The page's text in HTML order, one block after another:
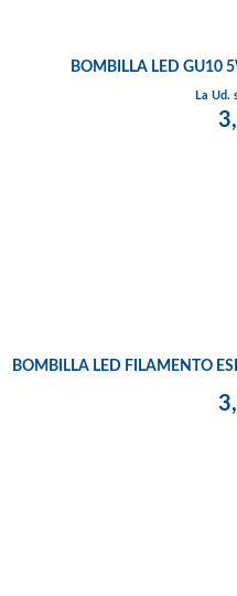
BOMBILLA LED GU10
La Ud.
BOMBILLA LED FILAMENTO